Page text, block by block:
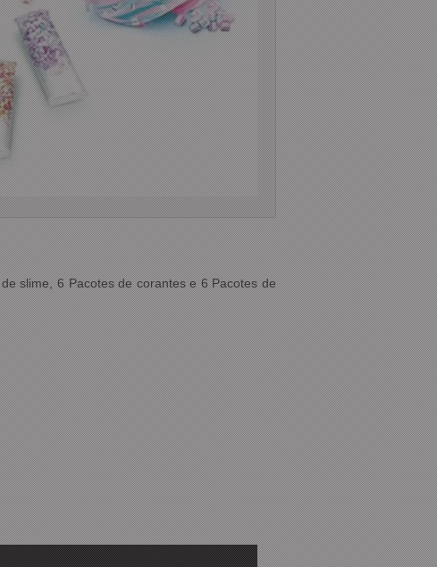
slime, 6 Pacotes de corantes e 6 Pacotes de